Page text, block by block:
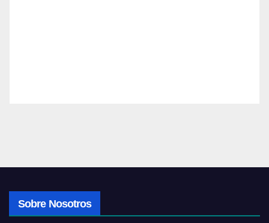
Sobre Nosotros